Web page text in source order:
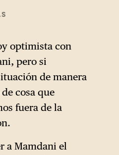
como asesor,
miembro de
Estado de
de
general
y,
de
del que
de un
optimista con
pero si
de manera
cosa que
fuera de la
a Mamdani el